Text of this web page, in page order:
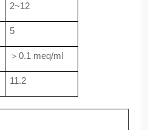
2~12
5
＞ 0.1 meq/ml
11.2